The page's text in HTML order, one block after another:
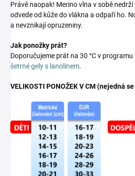
Právě naopak! Merino vlna v sobě
odvede od kůže do vlákna a odpaří ho.
a nevznikají opruzeniny.
Jak ponožky prát?
Doporučujeme prát na 30 °C v
šetrné gely s lanolinem.
VELIKOSTI PONOŽEK V CM (nejedná